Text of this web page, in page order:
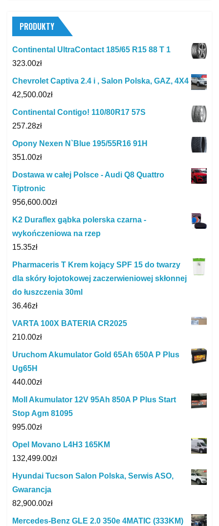
PRODUKTY
Continental UltraContact 185/65 R15 88 T 1
323.00zł
Chevrolet Captiva 2.4 i , Salon Polska, GAZ, 4X4
42,500.00zł
Continental Contigo! 110/80R17 57S
257.28zł
Opony Nexen N`Blue 195/55R16 91H
351.00zł
Dostawa w całej Polsce - Audi Q8 Quattro
Tiptronic
956,600.00zł
K2 Duraflex gąbka polerska czarna -
wykończeniowa na rzep
15.35zł
Pharmaceris T Krem kojący SPF 15 do twarzy
dla skóry łojotokowej zaczerwieniowej skłonnej
do łuszczenia 30ml
36.46zł
VARTA 100X BATERIA CR2025
210.00zł
Uruchom Akumulator Gold 65Ah 650A P Plus
Ug65H
440.00zł
Moll Akumulator 12V 95Ah 850A P Plus Start
Stop Agm 81095
995.00zł
Opel Movano L4H3 165KM
132,499.00zł
Hyundai Tucson Salon Polska, Serwis ASO,
Gwarancja
82,900.00zł
Mercedes-Benz GLE 2.0 350e 4MATIC (333KM)